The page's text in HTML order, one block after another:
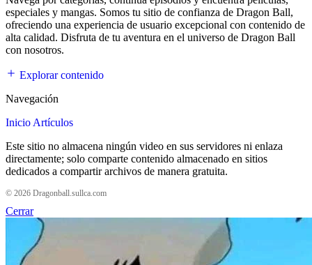
especiales y mangas. Somos tu sitio de confianza de Dragon Ball,
ofreciendo una experiencia de usuario excepcional con contenido de
alta calidad. Disfruta de tu aventura en el universo de Dragon Ball
con nosotros.
Explorar contenido
Navegación
Inicio Artículos
Este sitio no almacena ningún video en sus servidores ni enlaza
directamente; solo comparte contenido almacenado en sitios
dedicados a compartir archivos de manera gratuita.
© 2026 Dragonball.sullca.com
Cerrar